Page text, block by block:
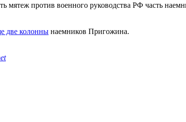
мятеж против военного руководства РФ часть
две колонны наемников Пригожина.